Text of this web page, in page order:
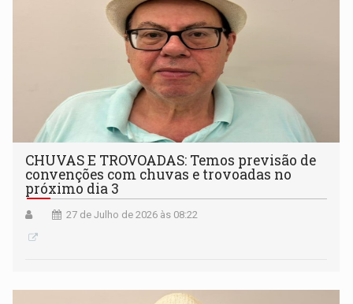
CHUVAS E TROVOADAS: Temos previsão de
convenções com chuvas e trovoadas no
próximo dia 3
27 de Julho de 2026 às 08:22